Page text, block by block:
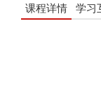
课程详情 学习